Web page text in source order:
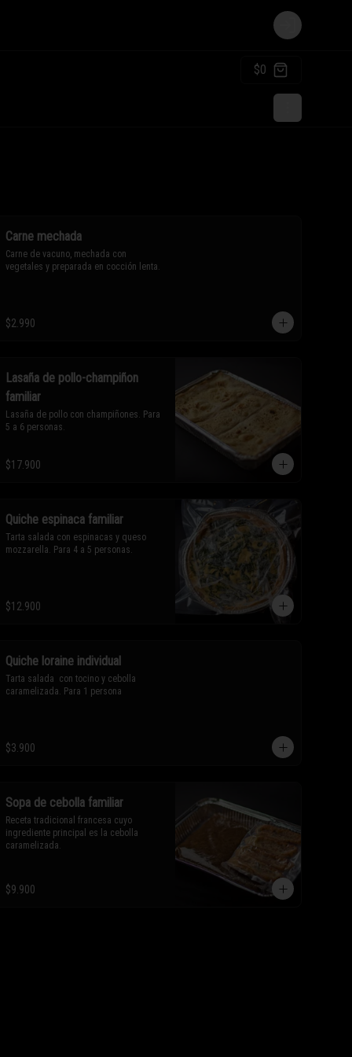
Login
$0
Carne mechada
Carne de vacuno, mechada con
vegetales y preparada en cocción lenta.
$2.990
Lasaña de pollo-champiñon
familiar
Lasaña de pollo con champiñones. Para
5 a 6 personas.
$17.900
Quiche espinaca familiar
Tarta salada con espinacas y queso
mozzarella. Para 4 a 5 personas.
$12.900
Quiche loraine individual
Tarta salada  con tocino y cebolla
caramelizada. Para 1 persona
$3.900
Sopa de cebolla familiar
Receta tradicional francesa cuyo
ingrediente principal es la cebolla
caramelizada.
$9.900